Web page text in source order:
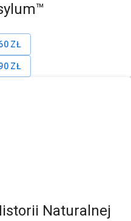
ZŁ
ZŁ
Naturalnej